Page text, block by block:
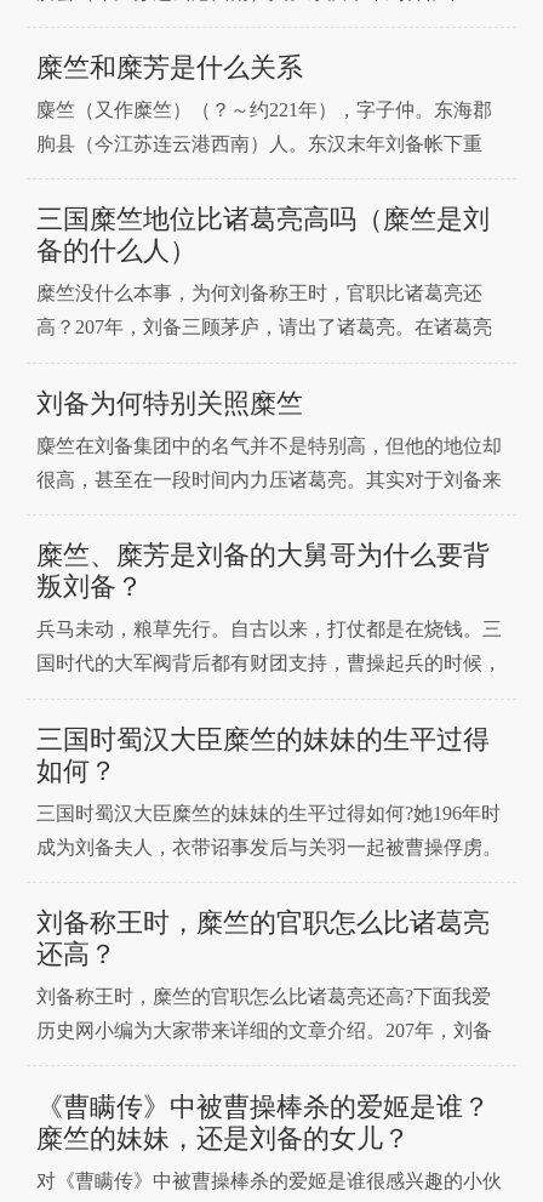
拿出了大量金
臣。那么糜竺和糜夫人是什么关系哪？下面就和三国小
编一起来看看吧。糜竺是糜夫人和糜芳的哥哥，三人是
糜竺和糜芳是什么关系
麋竺（又作糜竺）（？～约221年），字子仲。东海郡
朐县（今江苏连云港西南）人。东汉末年刘备帐下重
臣。那么糜竺和糜芳是什么关系哪？下面就和三国小编
一起来看看吧。糜竺是糜芳的兄长。麋竺原为徐州富
商，后被徐州牧陶谦辟为别驾从事。陶谦病死后，奉其
遗命迎接刘备，成为其幕客。更与其弟麋芳拒绝曹操的
任命，跟随刘备
三国糜竺地位比诸葛亮高吗（糜竺是刘
备的什么人）
糜竺没什么本事，为何刘备称王时，官职比诸葛亮还
高？207年，刘备三顾茅庐，请出了诸葛亮。在诸葛亮
的辅佐下，之前屡战屡败的刘备得以迅速崛起，很快
就“跨有荆益”，实现三分天下有其一的战略目标。214
职、地位却比诸葛亮的还要高！此人就是没什么本事的
刘备为何特别关照糜竺
麋竺在刘备集团中的名气并不是特别高，但他的地位却
很高，甚至在一段时间内力压诸葛亮。其实对于刘备来
说，糜竺算是他的贵人，如果没有糜竺，可能刘备的创
业之路就无法进行下去了。而刘备又是一个特别注重恩
情的人，所以一直对糜竺多加关照。想了解这两人之间
的关系，还要从早年开始说起，对这段历史有兴趣的
话，就不要错过
糜竺、糜芳是刘备的大舅哥为什么要背
叛刘备？
兵马未动，粮草先行。自古以来，打仗都是在烧钱。三
国时代的大军阀背后都有财团支持，曹操起兵的时候，
就得到了一个叫卫兹的富豪的资助。当然，天下没有免
费的午餐，财团的钱也不是白拿的。拿了人家的钱，就
要给人家一些好处、答应人家的条件，这是一种交易。
可惜，“自古雄才多磨难，从来纨绔少伟男&rdqu
三国时蜀汉大臣糜竺的妹妹的生平过得
如何？
三国时蜀汉大臣糜竺的妹妹的生平过得如何?她196年时
成为刘备夫人，衣带诏事发后与关羽一起被曹操俘虏。
下面我爱历史网小编就为大家详细介绍一下，一起看看
吧。藏在衣带间的秘密诏书。汉献帝时，曹操迎奉天子
迁都许县，与汉献帝发生矛盾。汉献帝用鲜血写出诏书
缝在衣带里，秘密传给董承。董承对外宣称接受了汉献
帝衣带中
刘备称王时，糜竺的官职怎么比诸葛亮
还高？
刘备称王时，糜竺的官职怎么比诸葛亮还高?下面我爱
历史网小编为大家带来详细的文章介绍。207年，刘备
三顾茅庐，请出了诸葛亮。在诸葛亮的辅佐下，之前屡
战屡败的刘备得以迅速崛起，很快就“跨有荆益”，实现
三分天下有其一的战略目标。214年，刘备占领益州，
可是在加封官职时，有一个人的官职、地位却比诸葛亮
《曹瞒传》中被曹操棒杀的爱姬是谁？
糜竺的妹妹，还是刘备的女儿？
对《曹瞒传》中被曹操棒杀的爱姬是谁很感兴趣的小伙